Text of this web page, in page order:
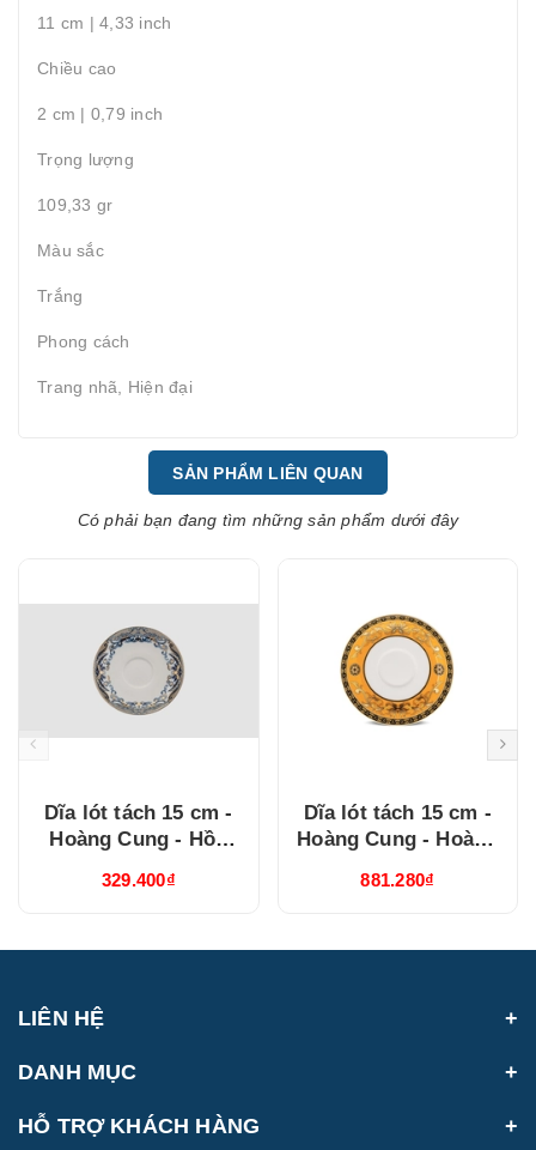
11 cm | 4,33 inch
Chiều cao
2 cm | 0,79 inch
Trọng lượng
109,33 gr
Màu sắc
Trắng
Phong cách
Trang nhã, Hiện đại
SẢN PHẨM LIÊN QUAN
Có phải bạn đang tìm những sản phẩm dưới đây
Dĩa lót tách 15 cm -
Hoàng Cung - Hồn
)
329.400₫
Dĩa lót tách 15 cm -
Hoàng Cung - Hoàng
881.280₫
LIÊN HỆ
DANH MỤC
HỖ TRỢ KHÁCH HÀNG